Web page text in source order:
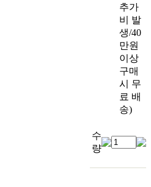
추가
비 발
생/40
만원
이상
구매
시 무
료 배
송)
수
량